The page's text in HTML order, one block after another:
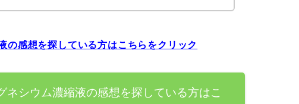
の感想を探している方はこちらをクリック
ネシウム濃縮液の感想を探している方はこ